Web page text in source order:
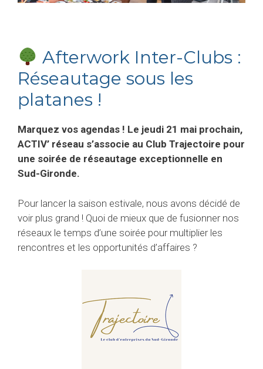
Afterwork Inter-Clubs :
Réseautage sous les
platanes !
Marquez vos agendas ! Le jeudi 21 mai prochain,
ACTIV’ réseau s’associe au Club Trajectoire pour
une soirée de réseautage exceptionnelle en
Sud-Gironde.
Pour lancer la saison estivale, nous avons décidé de
voir plus grand ! Quoi de mieux que de fusionner nos
réseaux le temps d’une soirée pour multiplier les
rencontres et les opportunités d’affaires ?